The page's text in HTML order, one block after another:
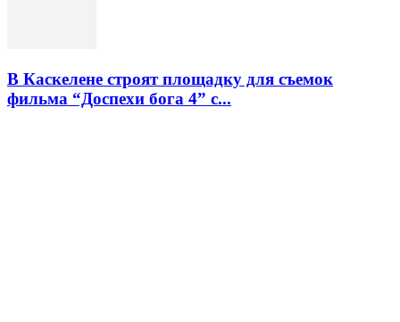
В Каскелене строят площадку для съемок
фильма “Доспехи бога 4” с...